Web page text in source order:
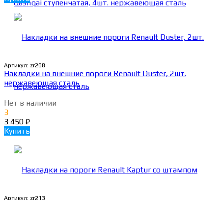
Артикул: zr208
Накладки на внешние пороги Renault Duster, 2шт.
нержавеющая сталь
Нет в наличии
3
3 450 ₽
Купить
Артикул: zr213